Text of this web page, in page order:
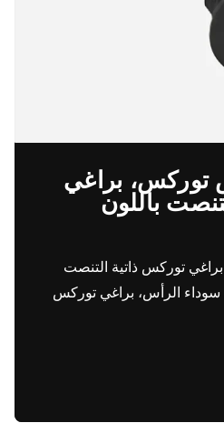
توركس، براغي
باللون
توركس ذاتية التنصت
سوداء الرأس، براغي توركس